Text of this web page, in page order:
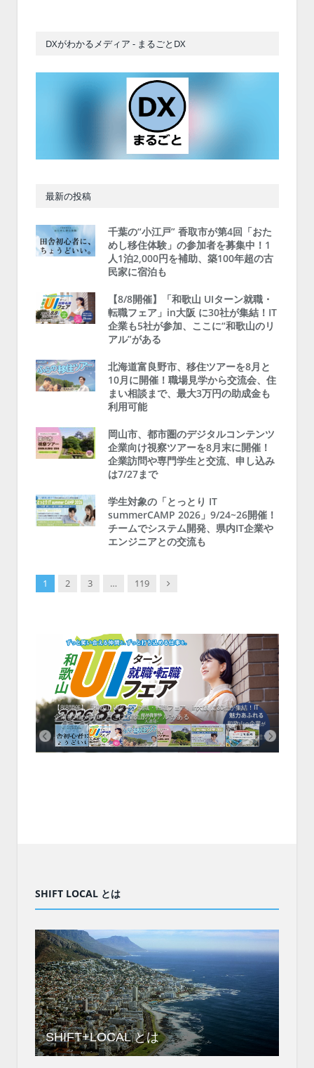
DXがわかるメディア - まるごとDX
最新の投稿
千葉の“小江戸” 香取市が第4回「おた
めし移住体験」の参加者を募集中！1
人1泊2,000円を補助、築100年超の古
民家に宿泊も
【8/8開催】「和歌山 UIターン就職・
転職フェア」in大阪 に30社が集結！IT
企業も5社が参加、ここに“和歌山のリ
アル”がある
北海道富良野市、移住ツアーを8月と
10月に開催！職場見学から交流会、住
まい相談まで、最大3万円の助成金も
利用可能
岡山市、都市圏のデジタルコンテンツ
企業向け視察ツアーを8月末に開催！
企業訪問や専門学生と交流、申し込み
は7/27まで
学生対象の「とっとり IT
summerCAMP 2026」9/24~26開催！
チームでシステム開発、県内IT企業や
エンジニアとの交流も
1 2 3 … 119 Next
【8/8開催】「和歌山 UIターン就職・転職フェア」in大阪 に30社が集結！IT
企業も5社が参加、ここに“和歌山のリアル”がある
SHIFT LOCAL とは
SHIFT+LOCAL とは